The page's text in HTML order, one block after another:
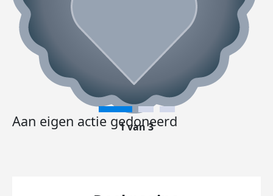
Aan eigen actie gedoneerd
1 van 3